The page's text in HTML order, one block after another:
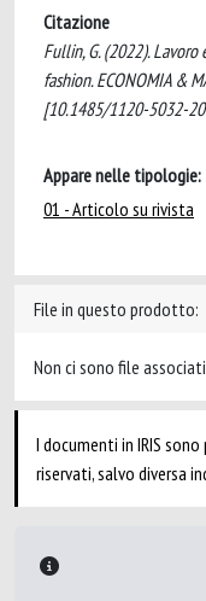
Citazione
Fullin, G. (2022).
fashion. ECONOMIA &
[10.1485/1120-5032-
Appare nelle tipologie:
01 - Articolo su rivista
File in questo prodotto:
Non ci sono file
I documenti in IRIS
riservati, salvo diversa